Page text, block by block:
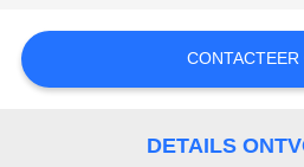
SITEMAP
PRIVACY
CONTACTEER
DETAILS